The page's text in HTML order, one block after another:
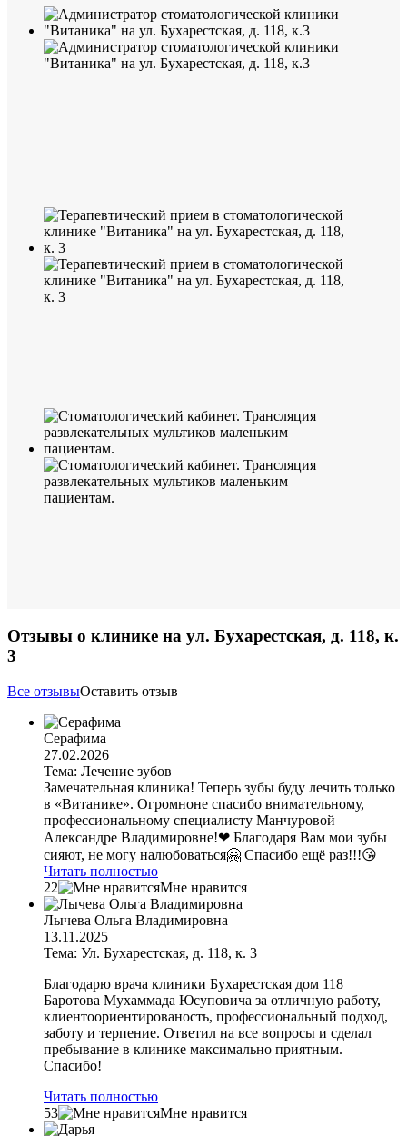
Отзывы о клинике на ул. Бухарестская, д. 118, к.
3
Все отзывыОставить отзыв
Серафима
27.02.2026
Тема: Лечение зубов
Замечательная клиника! Теперь зубы буду лечить только
в «Витанике». Огромноне спасибо внимательному,
профессиональному специалисту Манчуровой
Александре Владимировне!❤ Благодаря Вам мои зубы
сияют, не могу налюбоваться🤗 Спасибо ещё раз!!!😘
Читать полностью
22
Мне нравится
Лычева Ольга Владимировна
13.11.2025
Тема: Ул. Бухарестская, д. 118, к. 3
Благодарю врача клиники Бухарестская дом 118
Баротова Мухаммада Юсуповича за отличную работу,
клиентоориентированость, профессиональный подход,
заботу и терпение. Ответил на все вопросы и сделал
пребывание в клинике максимально приятным.
Спасибо!
Читать полностью
53
Мне нравится